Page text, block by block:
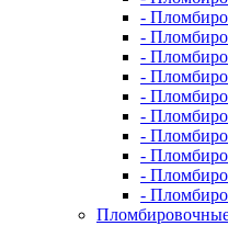
-
-
-
-
-
-
-
-
-
-